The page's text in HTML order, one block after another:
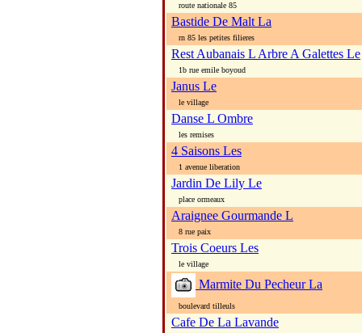
route nationale 85
Bastide De Malt La
rn 85 les petites filieres
Rest Aubanais L Arbre A Galettes Le
1b rue emile boyoud
Janus Le
le village
Danse L Ombre
les remises
4 Saisons Les
1 avenue liberation
Jardin De Lily Le
place ormeaux
Araignee Gourmande L
8 rue paix
Trois Coeurs Les
le village
Marmite Du Pecheur La
boulevard tilleuls
Cafe De La Lavande